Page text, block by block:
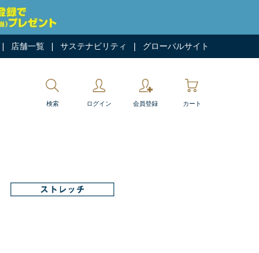
店舗一覧 サステナビリティ グローバルサイト
検索 ログイン 会員登録 カート